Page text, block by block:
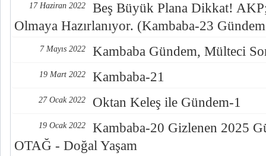
17 Haziran 2022
Beş Büyük Plana Dikkat!
Olmaya Hazırlanıyor. (Kambaba-23
7 Mayıs 2022 Kambaba Gündem, Mülteci
19 Mart 2022 Kambaba-21
27 Ocak 2022 Oktan Keleş ile Gündem-1
19 Ocak 2022
Kambaba-20 Gizlenen 2025
OTAĞ - Doğal Yaşam